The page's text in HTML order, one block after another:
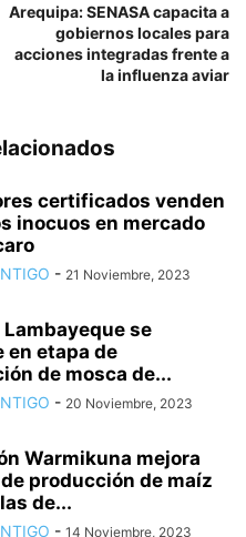
Arequipa: SENASA capacita a
gobiernos locales para
acciones integradas frente a
la influenza aviar
certificados venden
inocuos en mercado
- 21 Noviembre, 2023
Lambayeque se
en etapa de
de mosca de...
- 20 Noviembre, 2023
Warmikuna mejora
producción de maíz
de...
- 14 Noviembre, 2023